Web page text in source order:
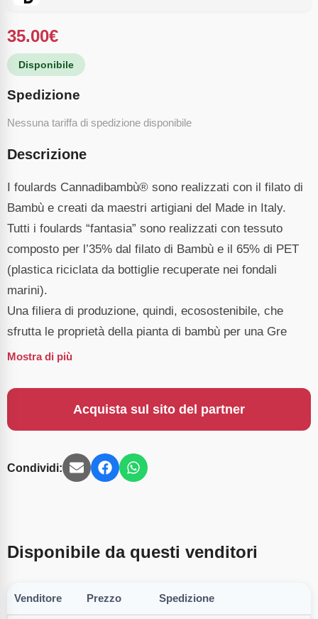
35.00€
Disponibile
Spedizione
Nessuna tariffa di spedizione disponibile
Descrizione
I foulards Cannadibambù® sono realizzati con il filato di
Bambù e creati da maestri artigiani del Made in Italy.
Tutti i foulards “fantasia” sono realizzati con tessuto
composto per l’35% dal filato di Bambù e il 65% di PET
(plastica riciclata da bottiglie recuperate nei fondali
marini).
Una filiera di produzione, quindi, ecosostenibile, che
sfrutta le proprietà della pianta di bambù per una Gre
Mostra di più
Acquista sul sito del partner
Condividi:
Disponibile da questi venditori
Venditore Prezzo Spedizione